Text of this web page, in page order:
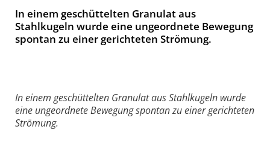
In einem geschüttelten Granulat aus
Stahlkugeln wurde eine ungeordnete Bewegung
spontan zu einer gerichteten Strömung.
In einem geschüttelten Granulat aus Stahlkugeln wurde
eine ungeordnete Bewegung spontan zu einer gerichteten
Strömung.